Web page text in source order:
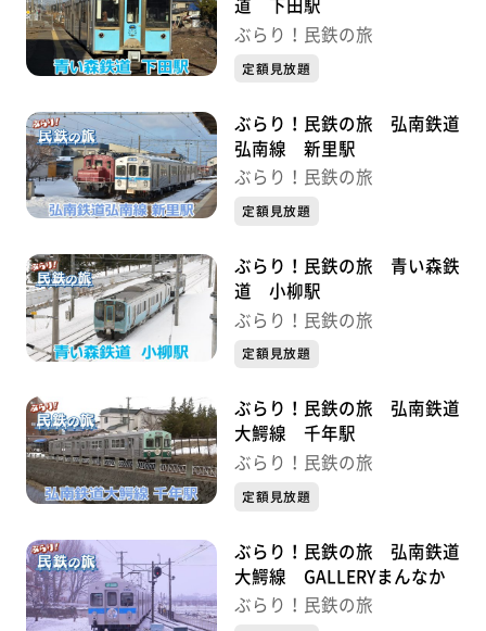
道 下田駅
ぶらり！民鉄の旅
定額見放題
ぶらり！民鉄の旅 弘南鉄道
弘南線 新里駅
ぶらり！民鉄の旅
定額見放題
ぶらり！民鉄の旅 青い森鉄
道 小柳駅
ぶらり！民鉄の旅
定額見放題
ぶらり！民鉄の旅 弘南鉄道
大鰐線 千年駅
ぶらり！民鉄の旅
定額見放題
ぶらり！民鉄の旅 弘南鉄道
大鰐線 GALLERYまんなか
ぶらり！民鉄の旅